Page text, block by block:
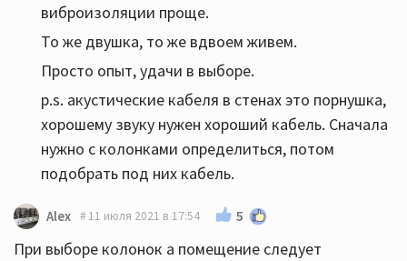
виброизоляции проще.
То же двушка, то же вдвоем живем.
Просто опыт, удачи в выборе.
p.s. акустические кабеля в стенах это порнушка,
хорошему звуку нужен хороший кабель. Сначала
нужно с колонками определиться, потом
подобрать под них кабель.
Alex 11 июля 2021 в 17:54 5
При выборе колонок а помещение следует